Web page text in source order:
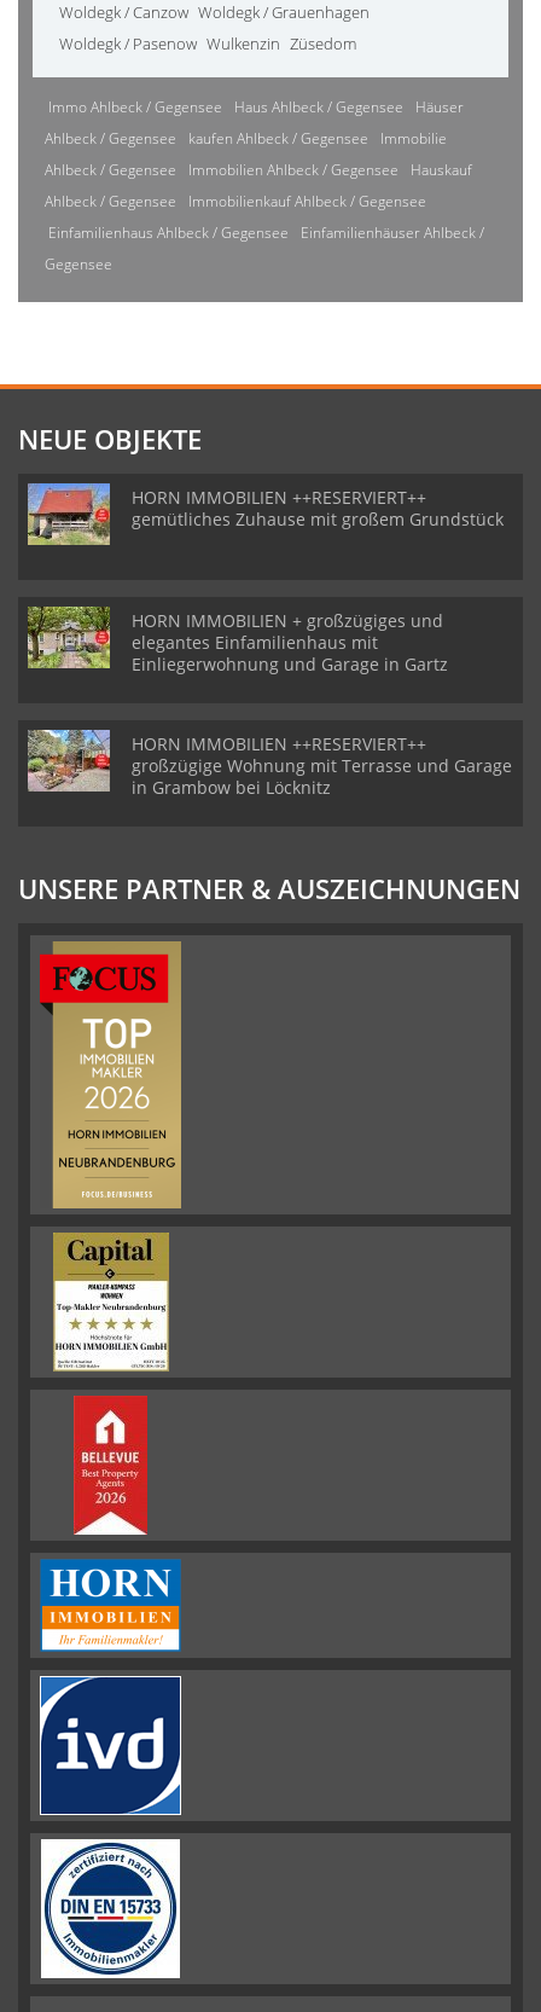
Woldegk / Canzow Woldegk / Grauenhagen
Woldegk / Pasenow Wulkenzin Züsedom
Immo Ahlbeck / Gegensee Haus Ahlbeck / Gegensee
Häuser
Ahlbeck / Gegensee
kaufen Ahlbeck / Gegensee
Immobilie
Ahlbeck / Gegensee
Immobilien Ahlbeck / Gegensee
Hauskauf
Ahlbeck / Gegensee
Immobilienkauf Ahlbeck / Gegensee
Einfamilienhaus Ahlbeck / Gegensee
Einfamilienhäuser Ahlbeck /
Gegensee
NEUE OBJEKTE
HORN IMMOBILIEN ++RESERVIERT++
gemütliches Zuhause mit großem Grundstück
HORN IMMOBILIEN + großzügiges und
elegantes Einfamilienhaus mit
Einliegerwohnung und Garage in Gartz
HORN IMMOBILIEN ++RESERVIERT++
großzügige Wohnung mit Terrasse und Garage
in Grambow bei Löcknitz
UNSERE PARTNER & AUSZEICHNUNGEN